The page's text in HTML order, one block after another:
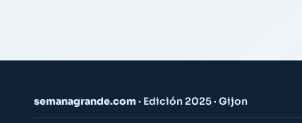
semanagrande.com· Edición 2025 · Gijon